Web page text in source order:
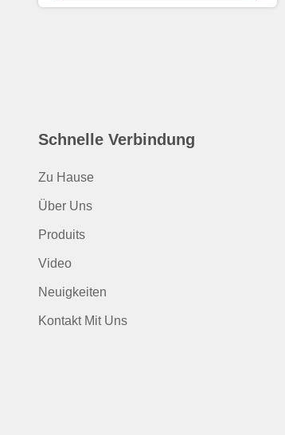
Schnelle Verbindung
Zu Hause
Über Uns
Produits
Video
Neuigkeiten
Kontakt Mit Uns